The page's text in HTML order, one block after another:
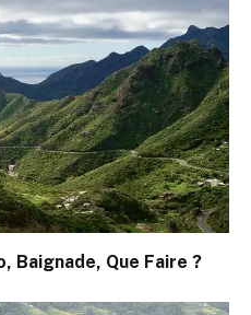
Baignade, Que Faire ?